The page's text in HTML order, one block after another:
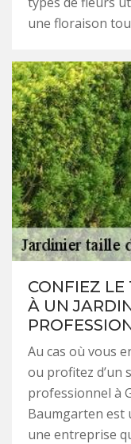
une floraison
CONFIEZ LE
À UN
Au cas où vous
ou profitez d’un
professionnel à
Baumgarten est
une entreprise